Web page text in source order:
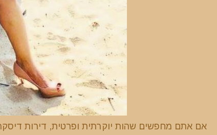
אם אתם מחפשים שהות יוקרתית ופרטית, דירות